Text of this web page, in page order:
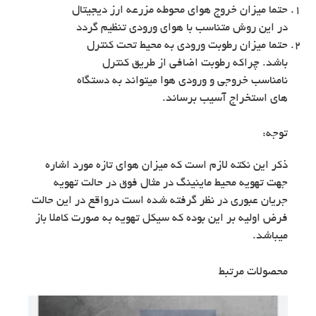
حتما میزان خروج هوای محوطه مزرعه ارز دیجیتال
در این روش متناسب با هوای ورودی تنظیم گردد
حتما میزان رطوبت ورودی به محیط تحت کنترل
باشد. چراکه رطوبت اضافی از طریق کنترل
نامناسب خروجی و ورودی هوا میتواند به دستگاه
های استخراج آسیب برساند.
توجه:
ذکر این نکته لازم است که میزان هوای تازه مورد اشاره
جهت تهویه محیط ماینینگ در مثال فوق در حالت تهویه
جریان عبوری در نظر گرفته شده است درواقع در این حالت
فرض اولیه بر این بوده که سیکل تهویه به صورت کاملا باز
میباشد.
محصولات مرتبط